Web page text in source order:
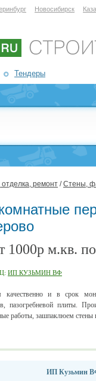
Новосибирск
Тендеры
ремонт /Стены,
1000р м.кв.
ИП КУЗЬМИН ВФ
качественно и в срок
пазогребневой плиты.
работы, зашпаклюем стены
ИП Кузьмин